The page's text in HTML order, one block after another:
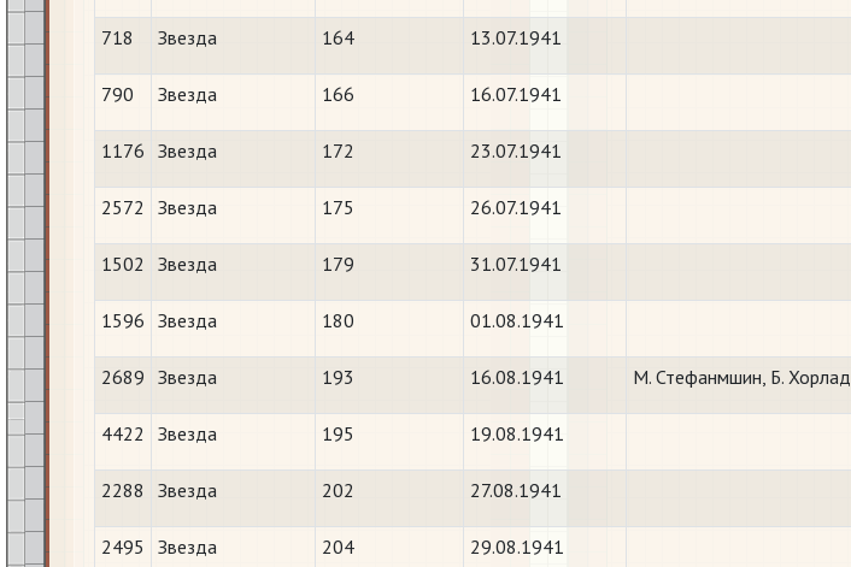
718 Звезда 164 13.07.1941
790 Звезда 166 16.07.1941
1176 Звезда 172 23.07.1941
2572 Звезда 175 26.07.1941
1502 Звезда 179 31.07.1941
1596 Звезда 180 01.08.1941
2689 Звезда 193 16.08.1941 М. Стефанмшин, Б. Хорлад
4422 Звезда 195 19.08.1941
2288 Звезда 202 27.08.1941
2495 Звезда 204 29.08.1941